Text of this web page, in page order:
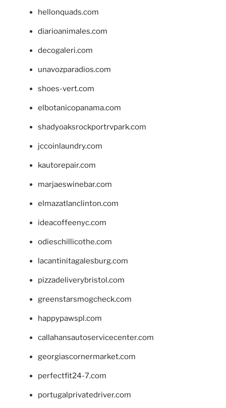
hellonquads.com
diarioanimales.com
decogaleri.com
unavozparadios.com
shoes-vert.com
elbotanicopanama.com
shadyoaksrockportrvpark.com
jccoinlaundry.com
kautorepair.com
marjaeswinebar.com
elmazatlanclinton.com
ideacoffeenyc.com
odieschillicothe.com
lacantinitagalesburg.com
pizzadeliverybristol.com
greenstarsmogcheck.com
happypawspl.com
callahansautoservicecenter.com
georgiascornermarket.com
perfectfit24-7.com
portugalprivatedriver.com